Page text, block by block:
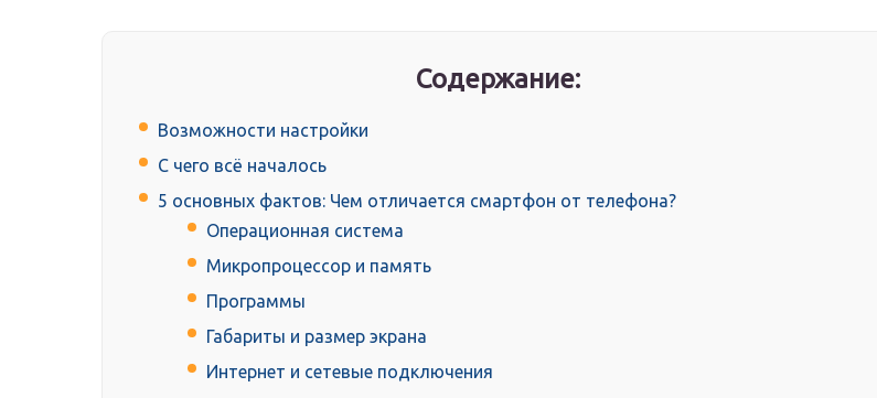
Содержание:
Возможности настройки
С чего всё началось
5 основных фактов: Чем отличается смартфон от телефона?
Операционная система
Микропроцессор и память
Программы
Габариты и размер экрана
Интернет и сетевые подключения